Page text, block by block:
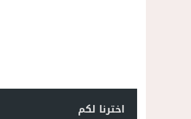
اخترنا لكم